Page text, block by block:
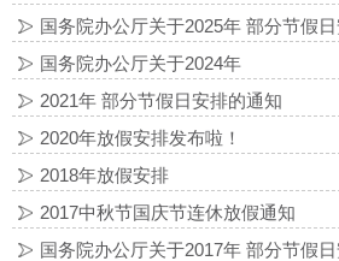
国务院办公厅关于2025年 部分节假
国务院办公厅关于2024年
2021年 部分节假日安排的通知
2020年放假安排发布啦！
2018年放假安排
2017中秋节国庆节连休放假通知
国务院办公厅关于2017年 部分节假